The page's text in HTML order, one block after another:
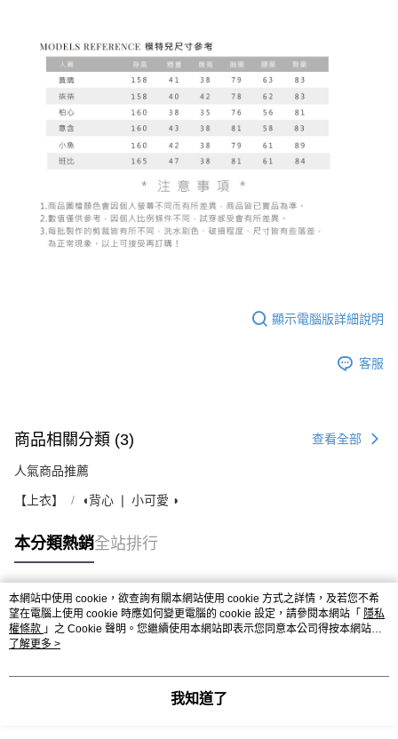
顯示電腦版詳細說明
客服
商品相關分類 (3) 查看全部
人氣商品推薦
【上衣】 ◖背心 ❘ 小可愛 ◗
本分類熱銷全站排行
熱門標籤
本網站中使用 cookie，欲查詢有關本網站使用 cookie 方式之詳情，及若您不希
望在電腦上使用 cookie 時應如何變更電腦的 cookie 設定，請參閱本網站「 隱私
權條款 」之 Cookie 聲明。您繼續使用本網站即表示您同意本公司得按本網站使
用條款之 Cookie 聲明使用 cookie。
了解更多 >
我知道了